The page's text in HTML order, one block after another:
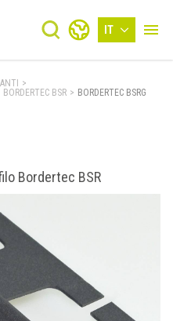
IT
>
BORDERTEC BSR > BORDERTEC BSRG
Bordertec BSR